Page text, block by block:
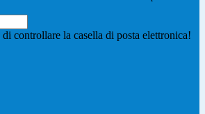
controllare la casella di posta elettronica!